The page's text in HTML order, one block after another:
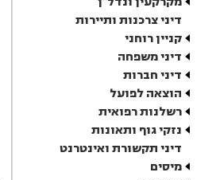
דיני צרכנות ותיירות
קניין רוחני
דיני משפחה
דיני חברות
הוצאה לפועל
רשלנות רפואית
נזקי גוף ותאונות
דיני תקשורת ואינטרנט
מיסים